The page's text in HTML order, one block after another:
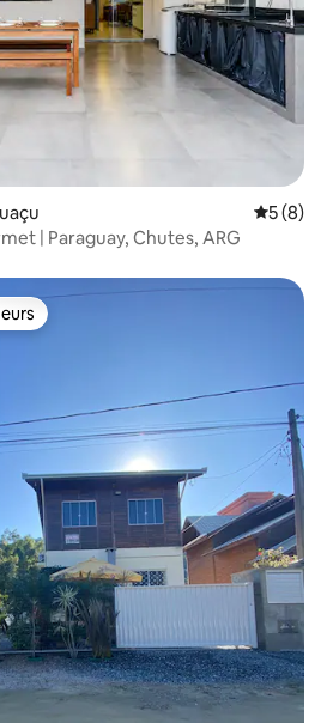
Note
5 (8)
| Paraguay, Chutes, ARG